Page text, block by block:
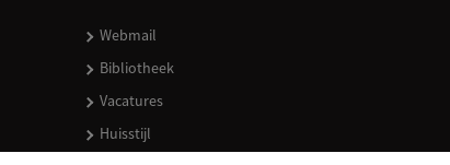
Webmail
Bibliotheek
Vacatures
Huisstijl